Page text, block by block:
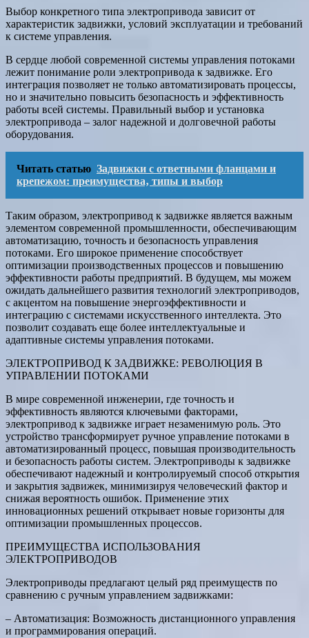
Выбор конкретного типа электропривода зависит от
характеристик задвижки, условий эксплуатации и требований
к системе управления.
В сердце любой современной системы управления потоками
лежит понимание роли электропривода к задвижке. Его
интеграция позволяет не только автоматизировать процессы,
но и значительно повысить безопасность и эффективность
работы всей системы. Правильный выбор и установка
электропривода – залог надежной и долговечной работы
оборудования.
Читать статью Задвижки с ответными фланцами и
крепежом: преимущества‚ типы и выбор
Таким образом, электропривод к задвижке является важным
элементом современной промышленности, обеспечивающим
автоматизацию, точность и безопасность управления
потоками. Его широкое применение способствует
оптимизации производственных процессов и повышению
эффективности работы предприятий. В будущем, мы можем
ожидать дальнейшего развития технологий электроприводов,
с акцентом на повышение энергоэффективности и
интеграцию с системами искусственного интеллекта. Это
позволит создавать еще более интеллектуальные и
адаптивные системы управления потоками.
ЭЛЕКТРОПРИВОД К ЗАДВИЖКЕ: РЕВОЛЮЦИЯ В
УПРАВЛЕНИИ ПОТОКАМИ
В мире современной инженерии, где точность и
эффективность являются ключевыми факторами,
электропривод к задвижке играет незаменимую роль. Это
устройство трансформирует ручное управление потоками в
автоматизированный процесс, повышая производительность
и безопасность работы систем. Электроприводы к задвижке
обеспечивают надежный и контролируемый способ открытия
и закрытия задвижек, минимизируя человеческий фактор и
снижая вероятность ошибок. Применение этих
инновационных решений открывает новые горизонты для
оптимизации промышленных процессов.
ПРЕИМУЩЕСТВА ИСПОЛЬЗОВАНИЯ
ЭЛЕКТРОПРИВОДОВ
Электроприводы предлагают целый ряд преимуществ по
сравнению с ручным управлением задвижками:
– Автоматизация: Возможность дистанционного управления
и программирования операций.